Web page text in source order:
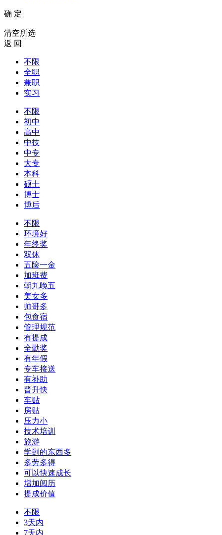
确 定
清空所选
返 回
不限
全职
兼职
实习
不限
初中
高中
中技
中专
大专
本科
硕士
博士
博后
不限
环境好
年终奖
双休
五险一金
加班费
朝九晚五
美女多
帅哥多
包食宿
管理规范
有提成
全勤奖
有年假
专车接送
有补助
晋升快
车贴
房贴
压力小
技术培训
旅游
学到的东西多
多劳多得
可以快速成长
增加阅历
提成价值
不限
3天内
7天内